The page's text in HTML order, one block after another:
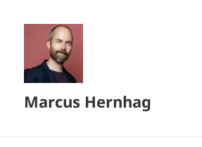
Marcus Hernhag